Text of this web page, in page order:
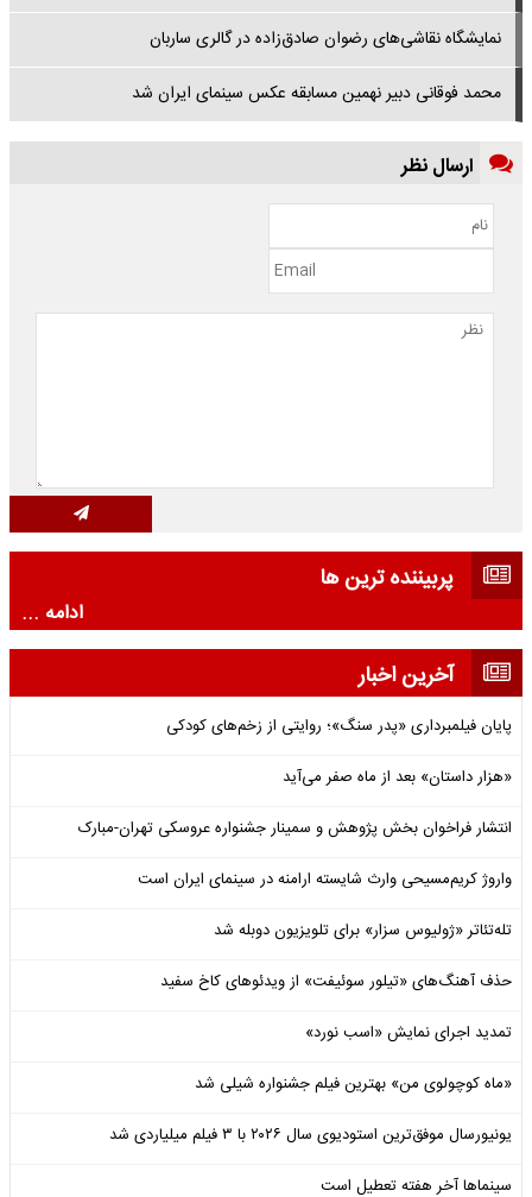
نمایشگاه نقاشی‌های رضوان صادق‌زاده در گالری ساربان
محمد فوقانی دبیر نهمین مسابقه عکس سینمای ایران شد
ارسال نظر
پربیننده ترین ها
ادامه ...
آخرین اخبار
پایان فیلمبرداری «پدر سنگ»؛ روایتی از زخم‌های کودکی
«هزار داستان» بعد از ماه صفر می‌آید
انتشار فراخوان بخش پژوهش و سمینار جشنواره عروسکی تهران-مبارک
واروژ کریم‌مسیحی وارث شایسته ارامنه در سینمای ایران است
تله‌تئاتر «ژولیوس سزار» برای تلویزیون دوبله شد
حذف آهنگ‌های «تیلور سوئیفت» از ویدئوهای کاخ سفید
تمدید اجرای نمایش «اسب نورد»
«ماه کوچولوی من» بهترین فیلم جشنواره شیلی شد
یونیورسال موفق‌ترین استودیوی سال ۲۰۲۶ با ۳ فیلم میلیاردی شد
سینماها آخر هفته تعطیل است